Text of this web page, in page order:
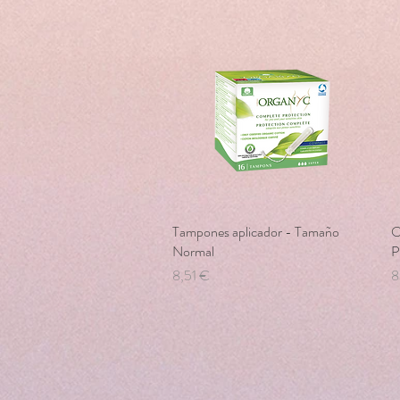
Vista rápida
Tampones aplicador - Tamaño
Normal
Precio
8,51 €